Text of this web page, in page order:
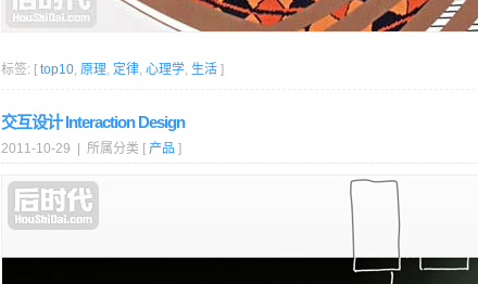
标签: [ top10, 原理, 定律, 心理学, 生活 ]
交互设计 Interaction Design
2011-10-29 | 所属分类 [ 产品 ]